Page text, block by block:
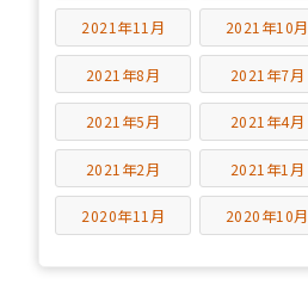
2021年11月 2021年10月
2021年8月 2021年7月
2021年5月 2021年4月
2021年2月 2021年1月
2020年11月 2020年10月